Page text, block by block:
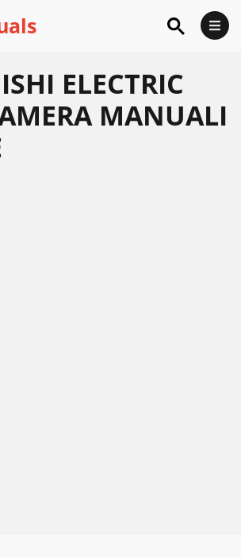
ELECTRIC
MANUALI